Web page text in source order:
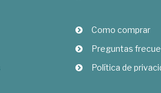
Como comprar
Preguntas
Política de